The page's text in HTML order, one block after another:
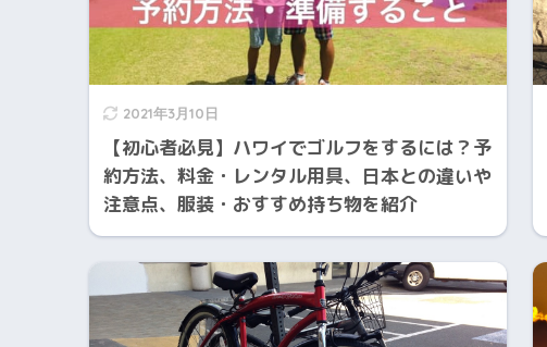
2021年3月10日
【初心者必見】ハワイでゴルフをするには？予
約方法、料金・レンタル用具、日本との違いや
注意点、服装・おすすめ持ち物を紹介